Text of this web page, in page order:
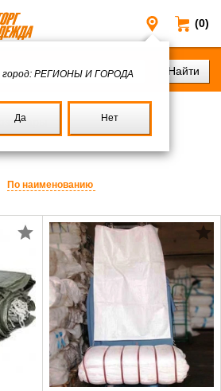
(0)
Регионы
РЕГИОНЫ И ГОРОДА
Да Нет
По наименованию